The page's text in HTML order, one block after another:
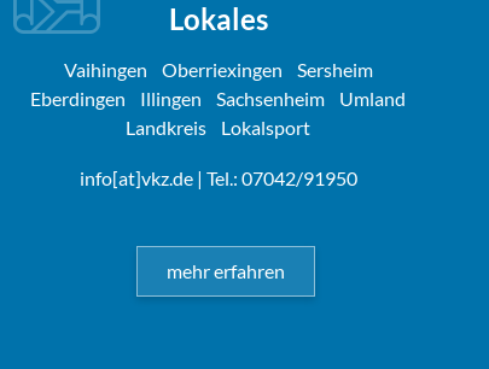
Lokales
Vaihingen Oberriexingen
Sersheim
Eberdingen
Illingen Sachsenheim
Umland
Landkreis
Lokalsport
info[at]vkz.de| Tel.: 07042/91950
mehr erfahren